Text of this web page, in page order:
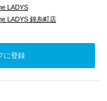
LADYS
LADYS 錦糸町店
に登録